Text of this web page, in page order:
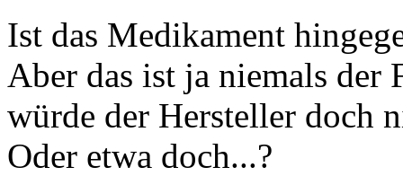
Ist das Medikament
Aber das ist ja niemals der
würde der Hersteller doch
Oder etwa doch...?